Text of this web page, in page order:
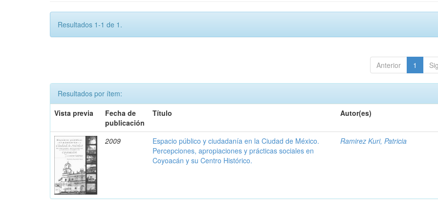
Resultados 1-1 de 1.
Anterior 1
Resultados por ítem:
Vista previa
Fecha de
publicación
Título Autor(es)
2009
Espacio público y ciudadanía en la Ciudad de México.
Percepciones, apropiaciones y prácticas sociales en
Coyoacán y su Centro Histórico.
Ramirez Kuri, Patricia